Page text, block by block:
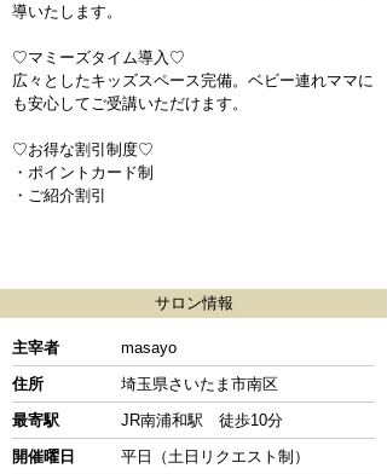
導いたします。
♡マミーズタイム導入♡
広々としたキッズスペース完備。ベビー連れママに
も安心してご受講いただけます。
♡お得な割引制度♡
・ポイントカード制
・ご紹介割引
サロン情報
主宰者
masayo
住所
埼玉県さいたま市南区
最寄駅
JR南浦和駅 徒歩10分
開催曜日
平日（土日リクエスト制）